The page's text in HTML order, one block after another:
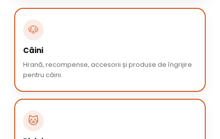
🐶
Câini
Hrană, recompense, accesorii și produse de îngrijire
pentru câini.
🐱